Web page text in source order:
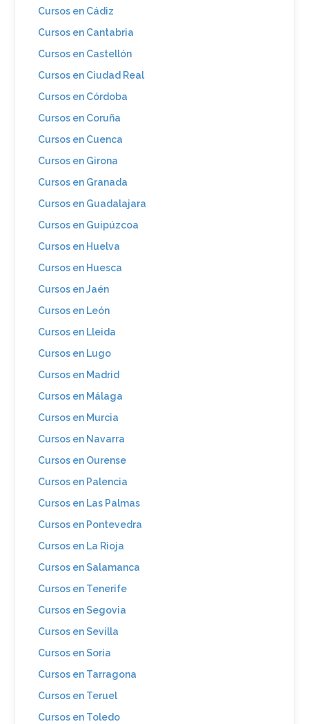
Cursos en Cádiz
Cursos en Cantabria
Cursos en Castellón
Cursos en Ciudad Real
Cursos en Córdoba
Cursos en Coruña
Cursos en Cuenca
Cursos en Girona
Cursos en Granada
Cursos en Guadalajara
Cursos en Guipúzcoa
Cursos en Huelva
Cursos en Huesca
Cursos en Jaén
Cursos en León
Cursos en Lleida
Cursos en Lugo
Cursos en Madrid
Cursos en Málaga
Cursos en Murcia
Cursos en Navarra
Cursos en Ourense
Cursos en Palencia
Cursos en Las Palmas
Cursos en Pontevedra
Cursos en La Rioja
Cursos en Salamanca
Cursos en Tenerife
Cursos en Segovia
Cursos en Sevilla
Cursos en Soria
Cursos en Tarragona
Cursos en Teruel
Cursos en Toledo